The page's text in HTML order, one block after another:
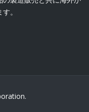
。